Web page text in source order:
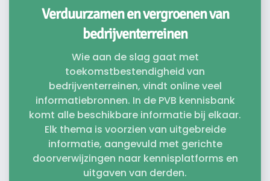
Verduurzamen en vergroenen van
bedrijventerreinen
Wie aan de slag gaat met
toekomstbestendigheid van
bedrijventerreinen, vindt online veel
informatiebronnen. In de PVB kennisbank
komt alle beschikbare informatie bij elkaar.
Elk thema is voorzien van uitgebreide
informatie, aangevuld met gerichte
doorverwijzingen naar kennisplatforms en
uitgaven van derden.